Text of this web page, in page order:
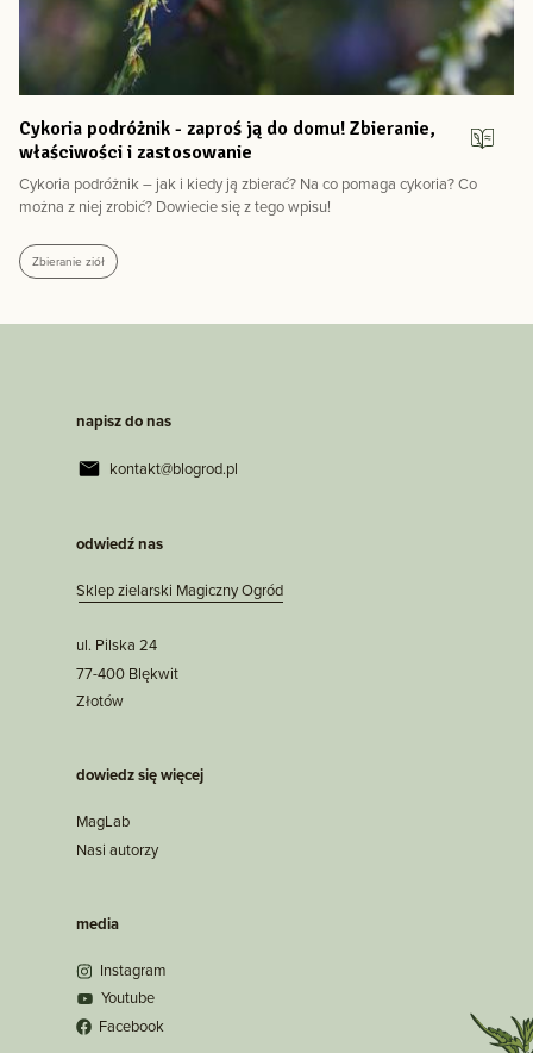
Cykoria podróżnik - zaproś ją do domu! Zbieranie,
właściwości i zastosowanie
Cykoria podróżnik – jak i kiedy ją zbierać? Na co pomaga cykoria? Co
można z niej zrobić? Dowiecie się z tego wpisu!
Zbieranie ziół
napisz do nas
kontakt@blogrod.pl
odwiedź nas
Sklep zielarski Magiczny Ogród
ul. Pilska 24
77-400 Blękwit
Złotów
dowiedz się więcej
MagLab
Nasi autorzy
media
Instagram
Youtube
Facebook